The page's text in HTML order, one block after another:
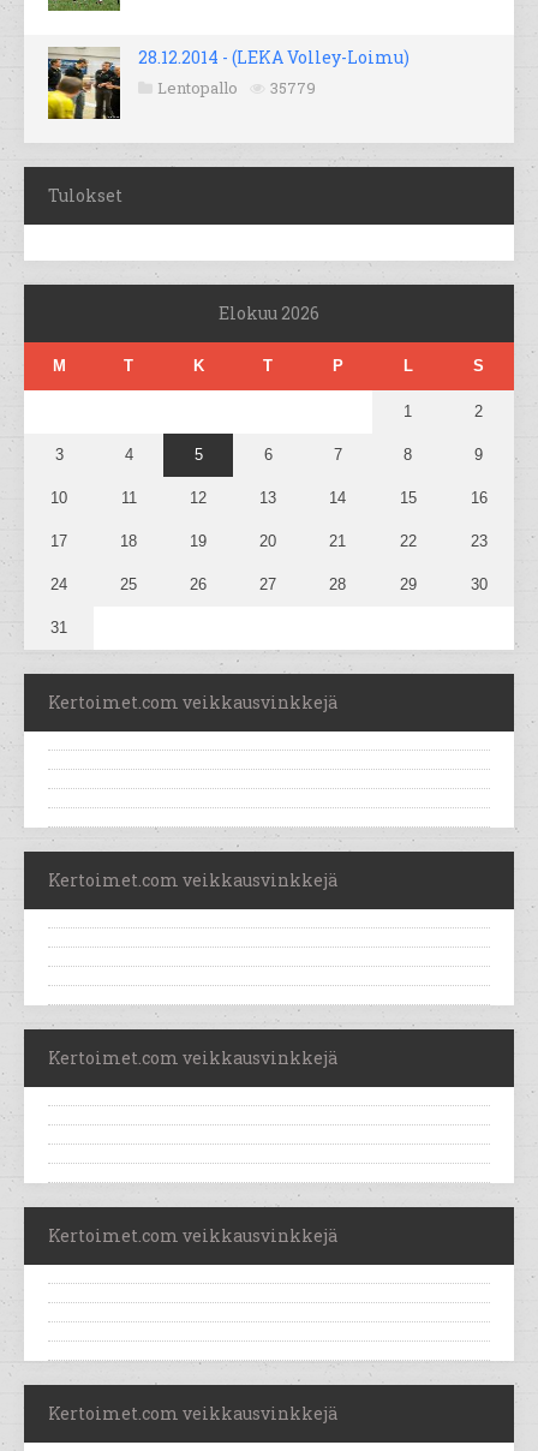
28.12.2014 - (LEKA Volley-Loimu)
Lentopallo 35779
Tulokset
Elokuu 2026
M T K T P L S
1 2
3 4 5 6 7 8 9
10 11 12 13 14 15 16
17 18 19 20 21 22 23
24 25 26 27 28 29 30
31
Kertoimet.com veikkausvinkkejä
Kertoimet.com veikkausvinkkejä
Kertoimet.com veikkausvinkkejä
Kertoimet.com veikkausvinkkejä
Kertoimet.com veikkausvinkkejä